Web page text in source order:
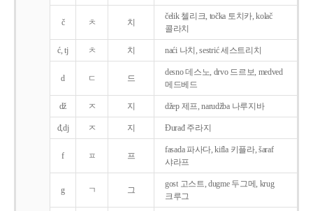
č ㅊ 치
čelik 첼리크, točka 토치카, kolač
콜라치
ć, tj ㅊ 치 naći 나치, sestrić 세스트리치
d ㄷ 드
desno 데스노, drvo 드르보, medved
메드베드
dž ㅈ 지 džep 제프, narudžba 나루지바
đ,dj ㅈ 지 Ðurađ 주라지
f ㅍ 프
fasada 파사다, kifla 키플라, šaraf
샤라프
g ㄱ 그
gost 고스트, dugme 두그메, krug
크루그